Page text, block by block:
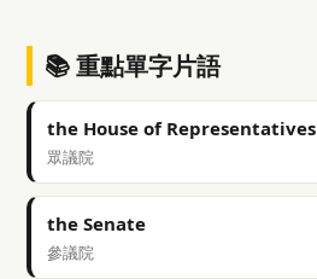
📚 重點單字片語
the House of Representatives
眾議院
the Senate
參議院